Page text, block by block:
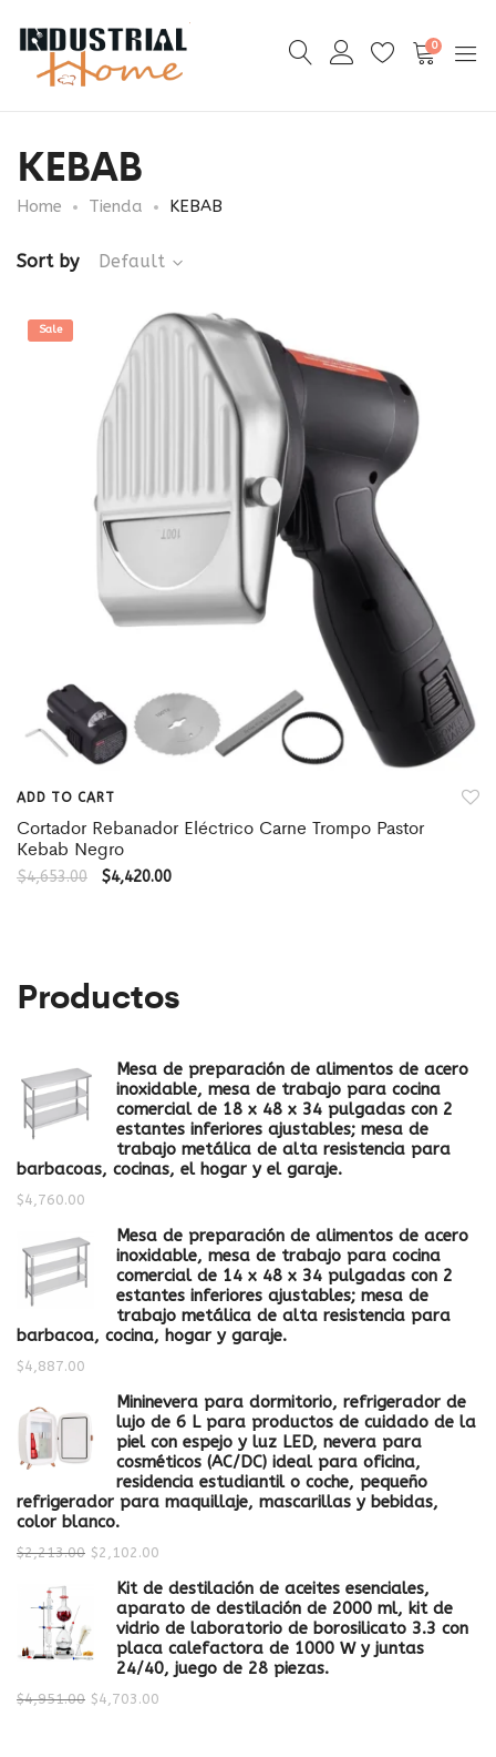
0
KEBAB
Home Tienda KEBAB
Sort by Default
Sale
ADD TO CART
Cortador Rebanador Eléctrico Carne Trompo Pastor
Kebab Negro
$4,653.00 $4,420.00
Productos
Mesa de preparación de alimentos de acero
inoxidable, mesa de trabajo para cocina
comercial de 18 x 48 x 34 pulgadas con 2
estantes inferiores ajustables; mesa de
trabajo metálica de alta resistencia para
barbacoas, cocinas, el hogar y el garaje.
$4,760.00
Mesa de preparación de alimentos de acero
inoxidable, mesa de trabajo para cocina
comercial de 14 x 48 x 34 pulgadas con 2
estantes inferiores ajustables; mesa de
trabajo metálica de alta resistencia para
barbacoa, cocina, hogar y garaje.
$4,887.00
Mininevera para dormitorio, refrigerador de
lujo de 6 L para productos de cuidado de la
piel con espejo y luz LED, nevera para
cosméticos (AC/DC) ideal para oficina,
residencia estudiantil o coche, pequeño
refrigerador para maquillaje, mascarillas y bebidas,
color blanco.
$2,213.00 $2,102.00
Kit de destilación de aceites esenciales,
aparato de destilación de 2000 ml, kit de
vidrio de laboratorio de borosilicato 3.3 con
placa calefactora de 1000 W y juntas
24/40, juego de 28 piezas.
$4,951.00 $4,703.00